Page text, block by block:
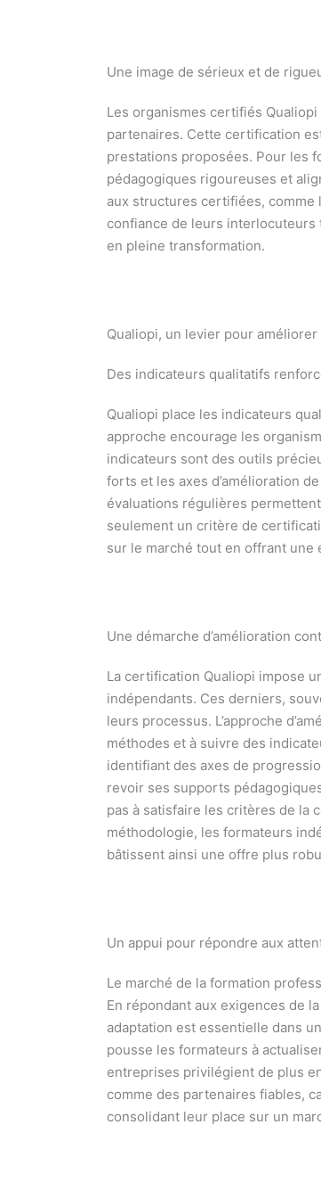
Une image de sérieux et de
Les organismes certifiés
partenaires. Cette certification
prestations proposées. Pour les
pédagogiques rigoureuses et
aux structures certifiées, comme
confiance de leurs
en pleine transformation.
Qualiopi, un levier pour
Des indicateurs qualitatifs
Qualiopi place les indicateurs
approche encourage les
indicateurs sont des outils
forts et les axes d’amélioration
évaluations régulières
seulement un critère de
sur le marché tout en offrant
Une démarche d’amélioration
La certification Qualiopi impose
indépendants. Ces derniers,
leurs processus. L’approche
méthodes et à suivre des
identifiant des axes de
revoir ses supports
pas à satisfaire les critères de la
méthodologie, les formateurs
bâtissent ainsi une offre plus
Un appui pour répondre aux
Le marché de la formation
En répondant aux exigences de
adaptation est essentielle dans
pousse les formateurs à
entreprises privilégient de plus
comme des partenaires fiables,
consolidant leur place sur un